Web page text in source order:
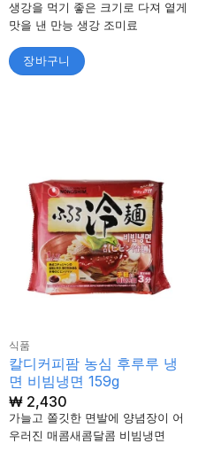
생강을 먹기 좋은 크기로 다져 옅게
맛을 낸 만능 생강 조미료
장바구니
식품
칼디커피팜 농심 후루루 냉
면 비빔냉면 159g
₩2,430
가늘고 쫄깃한 면발에 양념장이 어
우러진 매콤새콤달콤 비빔냉면